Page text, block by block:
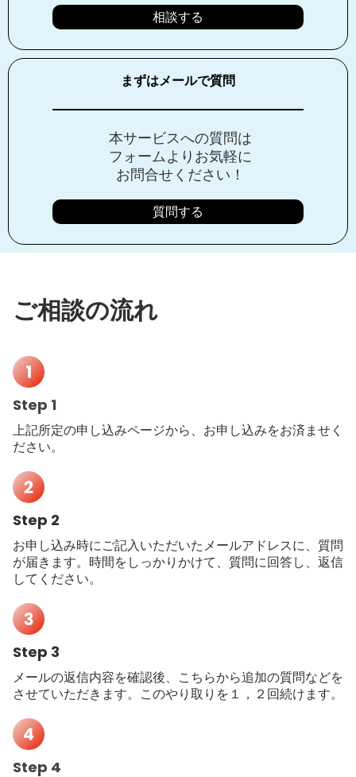
相談する
まずはメールで質問
本サービスへの質問は
フォームよりお気軽に
お問合せください！
質問する
ご相談の流れ
Step 1
上記所定の申し込みページから、お申し込みをお済ませく
ださい。
Step 2
お申し込み時にご記入いただいたメールアドレスに、質問
が届きます。時間をしっかりかけて、質問に回答し、返信
してください。
Step 3
メールの返信内容を確認後、こちらから追加の質問などを
させていただきます。このやり取りを１，２回続けます。
Step 4